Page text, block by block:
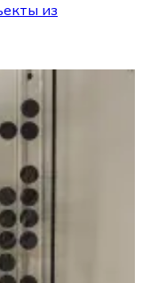
из